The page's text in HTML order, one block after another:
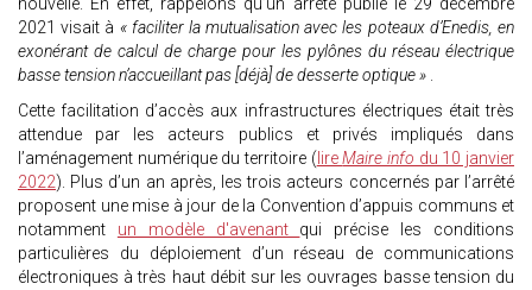
nouvelle. En effet, rappelons qu’un arrêté publié le 29 décembre
2021 visait à « faciliter la mutualisation avec les poteaux d’Enedis, en
exonérant de calcul de charge pour les pylônes du réseau électrique
basse tension n’accueillant pas [déjà] de desserte optique » .
Cette facilitation d’accès aux infrastructures électriques était très
attendue par les acteurs publics et privés impliqués dans
l’aménagement numérique du territoire ( lireMaire info du 10 janvier
2022). Plus d’un an après, les trois acteurs concernés par l’arrêté
proposent une mise à jour de la Convention d’appuis communs et
notamment un modèle d'avenant qui précise les conditions
particulières du déploiement d’un réseau de communications
électroniques à très haut débit sur les ouvrages basse tension du